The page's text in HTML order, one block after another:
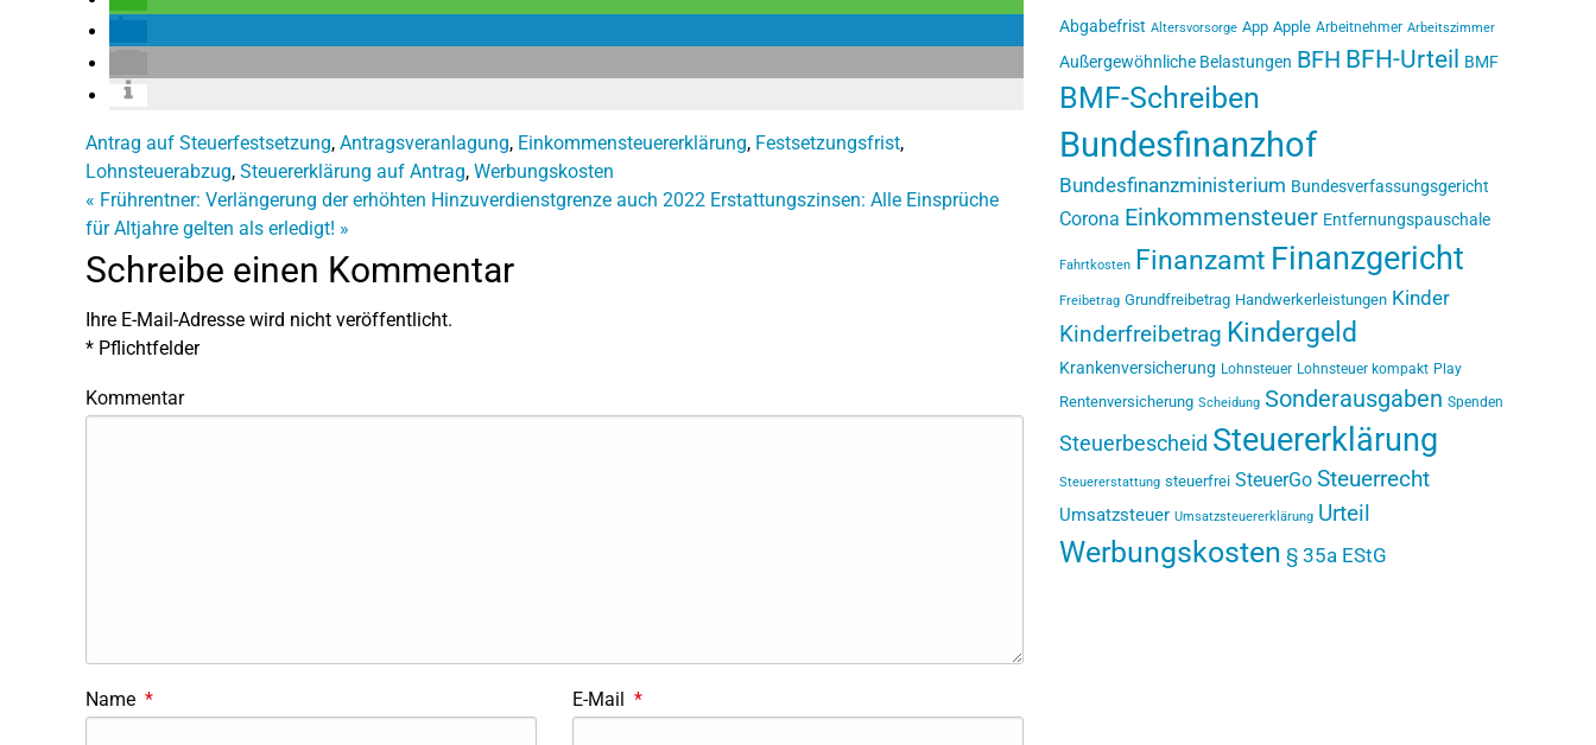
Antrag auf Steuerfestsetzung, Antragsveranlagung, Einkommensteuererklärung, Festsetzungsfrist,
Lohnsteuerabzug, Steuererklärung auf Antrag, Werbungskosten
« Frührentner: Verlängerung der erhöhten Hinzuverdienstgrenze auch 2022 Erstattungszinsen: Alle Einsprüche
für Altjahre gelten als erledigt! »
Schreibe einen Kommentar
Ihre E-Mail-Adresse wird nicht veröffentlicht.
* Pflichtfelder
Kommentar
Name * E-Mail *
Abgabefrist Altersvorsorge App Apple Arbeitnehmer Arbeitszimmer
Außergewöhnliche Belastungen BFH BFH-Urteil BMF
BMF-Schreiben
Bundesfinanzhof
Bundesfinanzministerium Bundesverfassungsgericht
Corona Einkommensteuer Entfernungspauschale
Fahrtkosten Finanzamt Finanzgericht
Freibetrag Grundfreibetrag Handwerkerleistungen Kinder
Kinderfreibetrag Kindergeld
Krankenversicherung Lohnsteuer Lohnsteuer kompakt Play
Rentenversicherung Scheidung Sonderausgaben Spenden
Steuerbescheid Steuererklärung
Steuererstattung steuerfrei SteuerGo Steuerrecht
Umsatzsteuer Umsatzsteuererklärung Urteil
Werbungskosten § 35a EStG